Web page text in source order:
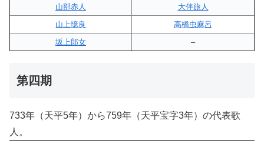
山部赤人
大伴旅人
山上憶良
高橋虫麻呂
坂上郎女
–
第四期
733年（天平5年）から759年（天平宝字3年）の代表歌
人。